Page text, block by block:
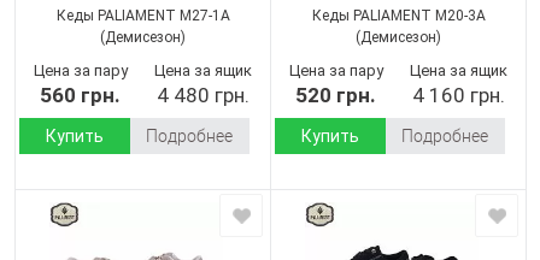
Кеды PALIAMENT M27-1A
(Демисезон)
Цена за пару
560 грн.
Цена за ящик
4 480 грн.
Купить Подробнее
Кеды PALIAMENT M20-3A
(Демисезон)
Цена за пару
520 грн.
Цена за ящик
4 160 грн.
Купить Подробнее